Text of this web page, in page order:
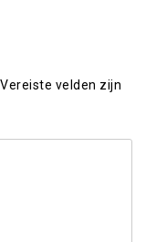
Vereiste velden zijn